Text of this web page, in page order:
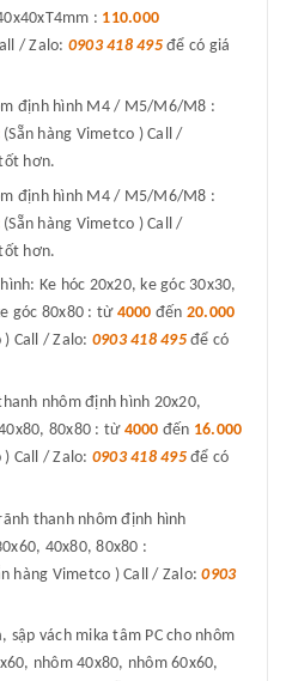
: 110.000
/ Zalo: 0903 418 495để có giá
định hình M4 / M5/M6/M8 :
(Sẵn hàng Vimetco ) Call /
hơn.
định hình M4 / M5/M6/M8 :
(Sẵn hàng Vimetco ) Call /
hơn.
Ke hóc 20x20, ke góc 30x30,
góc 80x80 : từ 4000 đến 20.000
) Call / Zalo: 0903 418 495để có
nhôm định hình 20x20,
80x80 : từ 4000 đến 16.000
) Call / Zalo: 0903 418 495để có
thanh nhôm định hình
40x80, 80x80 :
hàng Vimetco ) Call / Zalo:0903
sập vách mika tâm PC cho nhôm
nhôm 40x80, nhôm 60x60,